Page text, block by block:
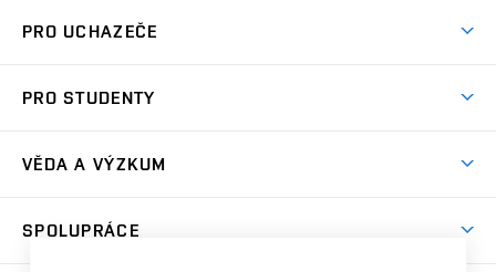
Koleje
Sport na VUT
Brno
PRO UCHAZEČE
Dny otevřených dveří
Celoživotní vzdělávání
PRO STUDENTY
Harmonogram akademického roku
Závěrečné práce
Zpracování osobních údajů studentů
Sociální bezpečí
Studium bez bariér
VĚDA A VÝZKUM
SPOLUPRÁCE